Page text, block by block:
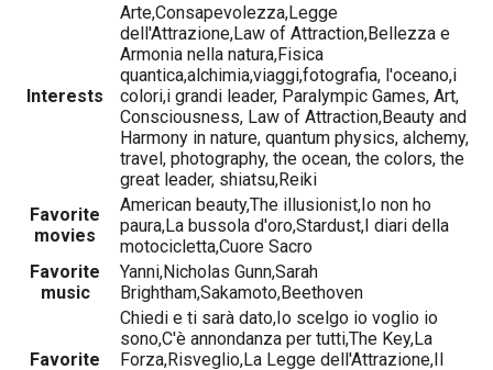
Interests
Arte,Consapevolezza,Legge
dell'Attrazione,Law of Attraction,Bellezza e
Armonia nella natura,Fisica
quantica,alchimia,viaggi,fotografia, l'oceano,i
colori,i grandi leader, Paralympic Games, Art,
Consciousness, Law of Attraction,Beauty and
Harmony in nature, quantum physics, alchemy,
travel, photography, the ocean, the colors, the
great leader, shiatsu,Reiki
Favorite
movies
American beauty,The illusionist,Io non ho
paura,La bussola d'oro,Stardust,I diari della
motocicletta,Cuore Sacro
Favorite
music
Yanni,Nicholas Gunn,Sarah
Brightham,Sakamoto,Beethoven
Favorite
Chiedi e ti sarà dato,Io scelgo io voglio io
sono,C'è annondanza per tutti,The Key,La
Forza,Risveglio,La Legge dell'Attrazione,Il